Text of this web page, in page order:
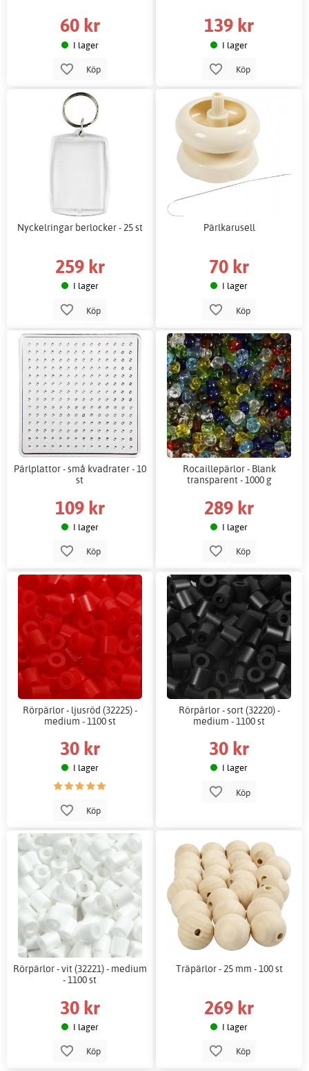
60 kr
I lager
Köp
139 kr
I lager
Köp
Nyckelringar berlocker - 25 st
259 kr
I lager
Köp
Pärlkarusell
70 kr
I lager
Köp
Pärlplattor - små kvadrater - 10
st
109 kr
I lager
Köp
Rocaillepärlor - Blank
transparent - 1000 g
289 kr
I lager
Köp
Rörpärlor - ljusröd (32225) -
medium - 1100 st
30 kr
I lager
Köp
Rörpärlor - sort (32220) -
medium - 1100 st
30 kr
I lager
Köp
Rörpärlor - vit (32221) - medium
- 1100 st
30 kr
I lager
Köp
Träpärlor - 25 mm - 100 st
269 kr
I lager
Köp